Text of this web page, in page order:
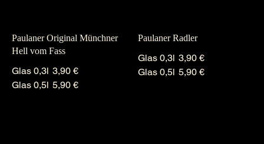
Paulaner Original Münchner
Hell vom Fass
Glas 0,3l 3,90 €
Glas 0,5l 5,90 €
Paulaner Radler
Glas 0,3l 3,90 €
Glas 0,5l 5,90 €